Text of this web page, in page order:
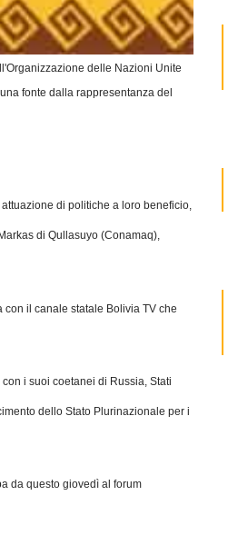
delle Nazioni Unite
fonte dalla rappresentanza del
di politiche a loro beneficio,
di Qullasuyo (Conamaq),
il canale statale Bolivia TV che
i suoi coetanei di Russia, Stati
dello Stato Plurinazionale per i
da questo giovedì al forum